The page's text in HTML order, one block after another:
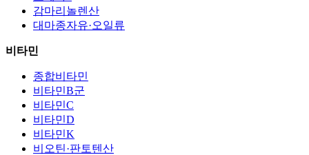
감마리놀렌산
대마종자유·오일류
비타민
종합비타민
비타민B군
비타민C
비타민D
비타민K
비오틴·판토텐산